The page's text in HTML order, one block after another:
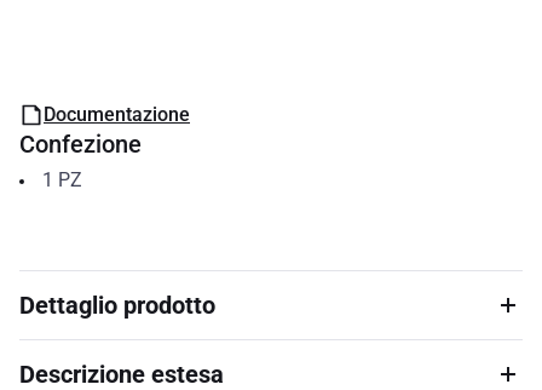
Documentazione
Confezione
1 PZ
Dettaglio prodotto
Descrizione estesa